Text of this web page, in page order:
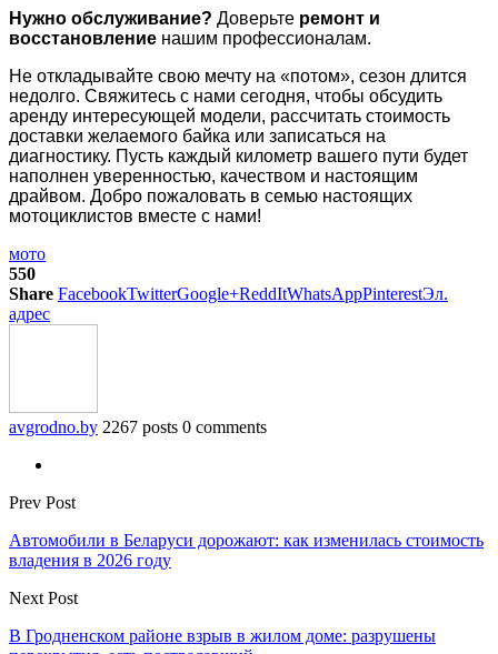
Нужно обслуживание? Доверьте ремонт и
восстановление нашим профессионалам.
Не откладывайте свою мечту на «потом», сезон длится
недолго. Свяжитесь с нами сегодня, чтобы обсудить
аренду интересующей модели, рассчитать стоимость
доставки желаемого байка или записаться на
диагностику. Пусть каждый километр вашего пути будет
наполнен уверенностью, качеством и настоящим
драйвом. Добро пожаловать в семью настоящих
мотоциклистов вместе с нами!
мото
550
Share FacebookTwitterGoogle+ReddItWhatsAppPinterestЭл.
адрес
avgrodno.by 2267 posts 0 comments
Prev Post
Автомобили в Беларуси дорожают: как изменилась стоимость
владения в 2026 году
Next Post
В Гродненском районе взрыв в жилом доме: разрушены